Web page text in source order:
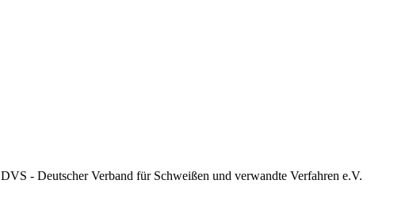
DVS - Deutscher Verband für Schweißen und verwandte Verfahren e.V.